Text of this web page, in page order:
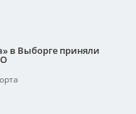
в Выборге приняли